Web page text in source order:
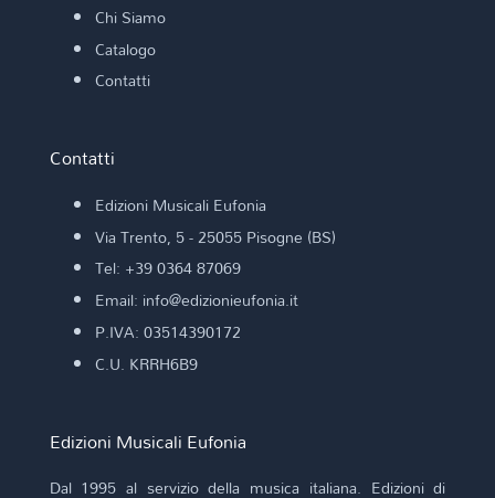
Chi Siamo
Catalogo
Contatti
Contatti
Edizioni Musicali Eufonia
Via Trento, 5 - 25055 Pisogne (BS)
Tel: +39 0364 87069
Email: info@edizionieufonia.it
P.IVA: 03514390172
C.U. KRRH6B9
Edizioni Musicali Eufonia
Dal 1995 al servizio della musica italiana. Edizioni di